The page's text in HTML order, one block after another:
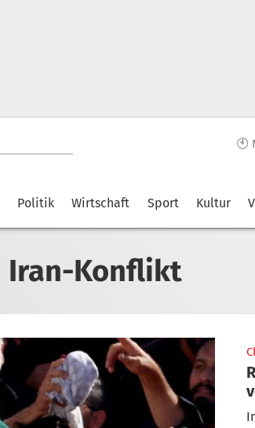
🕙
Politik Wirtschaft Sport Kultur
Iran-Konflikt